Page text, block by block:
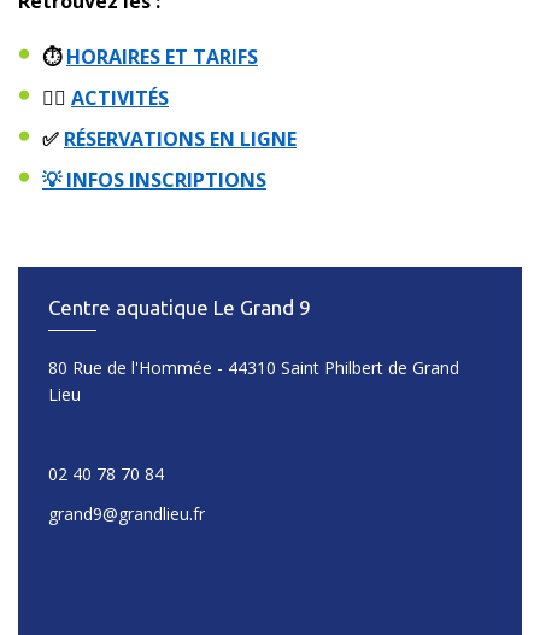
⏱️HORAIRES ET TARIFS
🏊‍♂️ ACTIVITÉS
✅ RÉSERVATIONS EN LIGNE
💡 INFOS INSCRIPTIONS
Centre aquatique Le Grand 9
80 Rue de l'Hommée - 44310 Saint Philbert de Grand
Lieu
02 40 78 70 84
grand9@grandlieu.fr